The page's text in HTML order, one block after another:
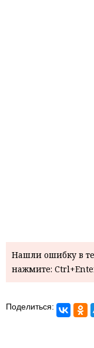
Нашли ошибку в
нажмите:
Поделиться: